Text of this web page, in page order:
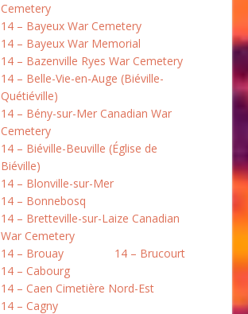
Cemetery
14 – Bayeux War Cemetery
14 – Bayeux War Memorial
14 – Bazenville Ryes War Cemetery
14 – Belle-Vie-en-Auge (Biéville-
Quétiéville)
14 – Bény-sur-Mer Canadian War
Cemetery
14 – Biéville-Beuville (Église de
Biéville)
14 – Blonville-sur-Mer
14 – Bonnebosq
14 – Bretteville-sur-Laize Canadian
War Cemetery
14 – Brouay
14 – Brucourt
14 – Cabourg
14 – Caen Cimetière Nord-Est
14 – Cagny